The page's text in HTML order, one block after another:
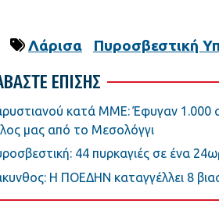
Λάρισα Πυροσβεστική
ΕΠΙΣΗΣ
κατά ΜΜΕ: Έφυγαν 1.000
μας από το Μεσολόγγι
44 πυρκαγιές σε ένα
Η ΠΟΕΔΗΝ καταγγέλλει 8